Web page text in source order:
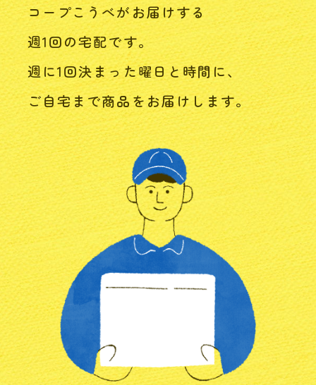
コープこうべがお届けする
週1回の宅配です。
週に1回決まった曜日と時間に、
ご自宅まで商品をお届けします。